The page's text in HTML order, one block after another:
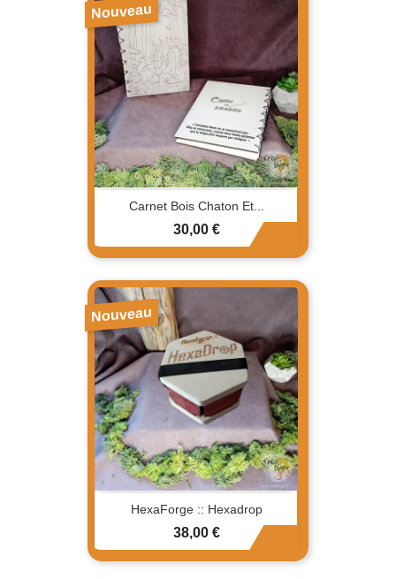
Carnet Bois Chaton Et...
Prix
30,00 €
Nouveau
HexaForge :: Hexadrop
Prix
38,00 €
Nouveau